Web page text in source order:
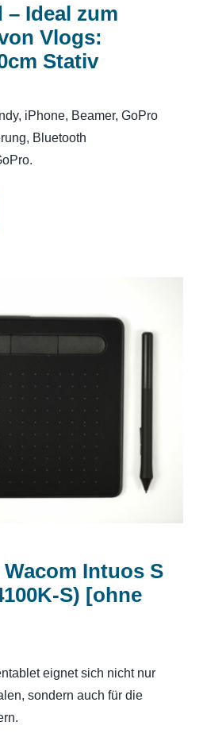
Ideal zum
Vlogs:
Stativ
iPhone, Beamer, GoPro
Bluetooth
Intuos S Black
S) [ohne Display]
Intuos S
S) [ohne
eignet sich nicht nur
sondern auch für die